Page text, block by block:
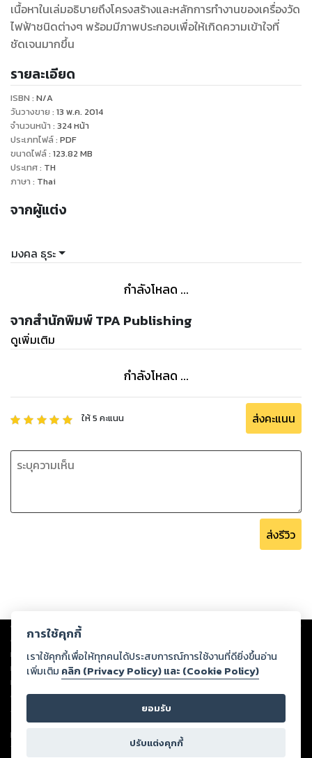
เนื้อหาในเล่มอธิบายถึงโครงสร้างและหลักการทำงานของเครื่องวัด
ไฟฟ้าชนิดต่างๆ พร้อมมีภาพประกอบเพื่อให้เกิดความเข้าใจที่
ชัดเจนมากขึ้น
รายละเอียด
ISBN : N/A
วันวางขาย : 13 พ.ค. 2014
จำนวนหน้า : 324หน้า
ประเภทไฟล์: PDF
ขนาดไฟล์: 123.82 MB
ประเทศ: TH
ภาษา : Thai
จากผู้แต่ง
มงคล ธุระ
กำลังโหลด ...
จากสำนักพิมพ์ TPA Publishing
ดูเพิ่มเติม
กำลังโหลด ...
ให้5 คะแนน ส่งคะแนน
ส่งรีวิว
Copyright © 2026
ต่อผลงานหรือเนื้อหาใดที่อัปโหลดผ่านเว็บไซต์และปรากฏว่าละเมิดสิทธิใน
ทรัพย์สินทางปัญญาของบุคคลอื่นหรือขัดต่อกฎหมายและศีลธรรม ดังนั้น ผู้อ่าน
ทุกท่านโปรดใช้วิจารณญาณในการกลั่นกรองด้วยตนเอง และหากท่านพบว่าส่วน
หนึ่งส่วนใดขัดต่อกฎหมายและศีลธรรม กรุณาแจ้งมายังบริษัท เพื่อทีมงานจะได้
ดำเนินการในทันที ทั้งนี้ ทางสตอรี่ล็อกขอสงวนลิขสิทธิ์ตามพระราชบัญญัติ
ลิขสิทธิ์ พ.ศ. 2537 (ฉบับล่าสุด)
For support: member@ookbee.com
Version
การใช้คุกกี้
เราใช้คุกกี้เพื่อให้ทุกคนได้ประสบการณ์การใช้งานที่ดียิ่งขึ้นอ่าน
เพิ่มเติม คลิก (Privacy Policy) และ (Cookie Policy)
ยอมรับ
ปรับแต่งคุกกี้